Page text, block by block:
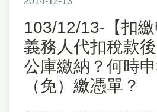
103/12/13-【扣
義務人代扣稅款
公庫繳納？何時
（免）繳憑單？